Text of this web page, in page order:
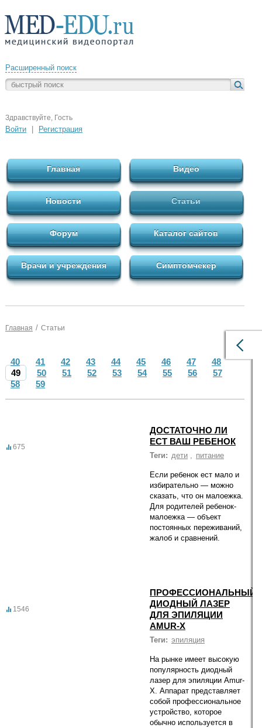
Расширенный поиск
Здравствуйте, Гость
Войти Регистрация
Главная Видео
Новости Статьи
Форум Каталог сайтов
Врачи и учреждения Симптомчекер
Главная / Статьи
40 41 42 43 44 45 46 47
48
49
50 51 52 53 54 55 56
57
58
59
675
ДОСТАТОЧНО ЛИ
ЕСТ ВАШ РЕБЕНОК
Теги: дети , питание
Если ребенок ест мало и
избирательно — можно
сказать, что он малоежка.
Для родителей ребенок-
малоежка — объект
постоянных переживаний,
жалоб и сравнений.
1546
ПРОФЕССИОНАЛЬНЫЙ
ДИОДНЫЙ ЛАЗЕР
ДЛЯ ЭПИЛЯЦИИ
AMUR-X
Теги: эпиляция
На рынке имеет высокую
популярность диодный
лазер для эпиляции Amur-
X. Аппарат представляет
собой профессиональное
устройство, которое
обычно используется в